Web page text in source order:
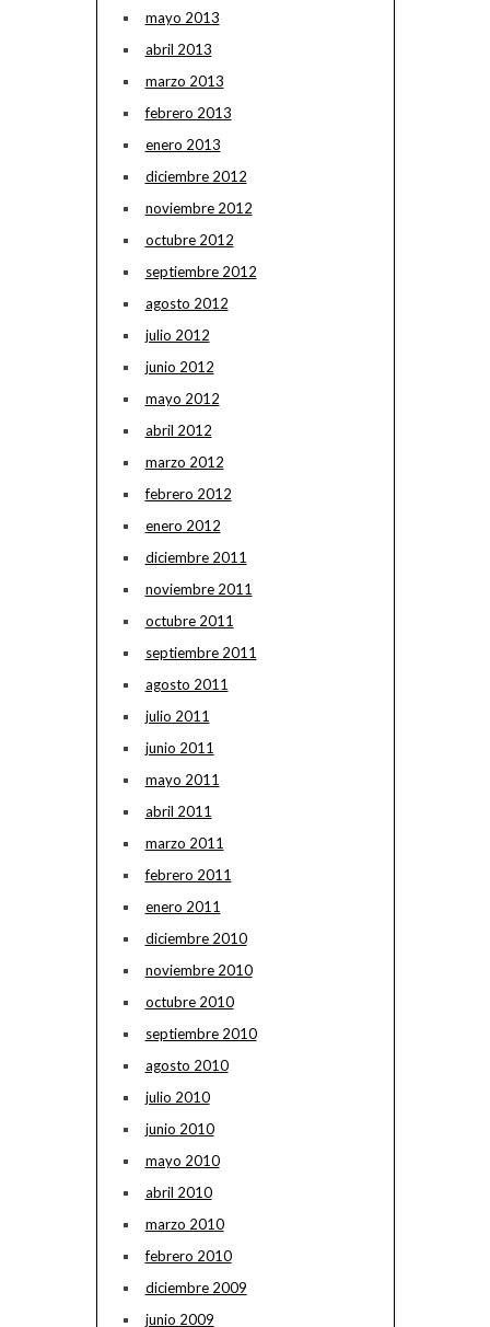
mayo 2013
abril 2013
marzo 2013
febrero 2013
enero 2013
diciembre 2012
noviembre 2012
octubre 2012
septiembre 2012
agosto 2012
julio 2012
junio 2012
mayo 2012
abril 2012
marzo 2012
febrero 2012
enero 2012
diciembre 2011
noviembre 2011
octubre 2011
septiembre 2011
agosto 2011
julio 2011
junio 2011
mayo 2011
abril 2011
marzo 2011
febrero 2011
enero 2011
diciembre 2010
noviembre 2010
octubre 2010
septiembre 2010
agosto 2010
julio 2010
junio 2010
mayo 2010
abril 2010
marzo 2010
febrero 2010
diciembre 2009
junio 2009